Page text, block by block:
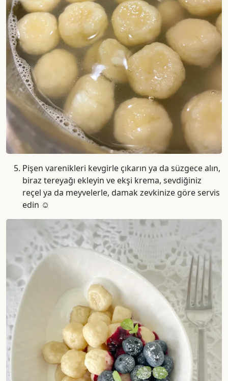
Pişen varenikleri kevgirle çıkarın ya da süzgece alın,
biraz tereyağı ekleyin ve ekşi krema, sevdiğiniz
reçel ya da meyvelerle, damak zevkinize göre servis
edin ☺️